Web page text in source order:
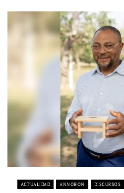
ACTUALIDAD ANNOBON DISCURSOS